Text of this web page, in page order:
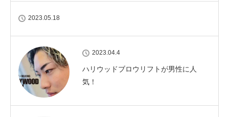
2023.05.18
2023.04.4
ハリウッドブロウリフトが男性に人
気！